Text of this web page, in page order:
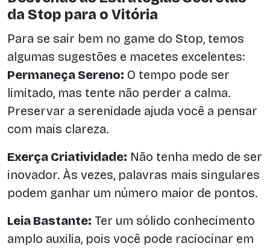
da Stop para o Vitória
Para se sair bem no game do Stop, temos
algumas sugestões e macetes excelentes:
Permaneça Sereno: O tempo pode ser
limitado, mas tente não perder a calma.
Preservar a serenidade ajuda você a pensar
com mais clareza.
Exerça Criatividade: Não tenha medo de ser
inovador. Às vezes, palavras mais singulares
podem ganhar um número maior de pontos.
Leia Bastante: Ter um sólido conhecimento
amplo auxilia, pois você pode raciocinar em